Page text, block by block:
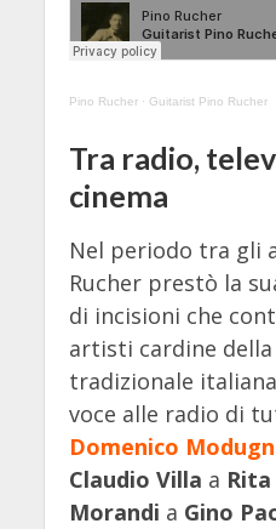
Pino Rucher· Guitarist Pino Rucher
Tra radio,
cinema
Nel periodo tra gli
Rucher prestò la
di incisioni che
artisti cardine della
tradizionale
voce alle radio di
Domenico
Claudio Villa a
Morandi a Gino